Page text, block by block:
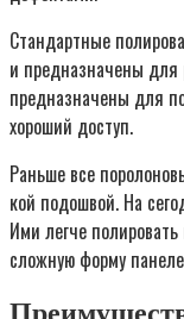
Стан­дарт­ные
и пред­на­зна­че­ны
пред­на­зна­че­ны для
хоро­ший доступ.
Рань­ше все
кой подош­вой. На
Ими лег­че
слож­ную фор­му